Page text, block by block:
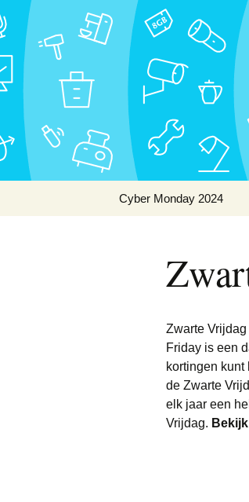
to
content
De beste
Cyber Monday 2024
Wanneer is Cyber
Zwarte
Friday is een
kortingen
de Zwarte
elk jaar een
Vrijdag.